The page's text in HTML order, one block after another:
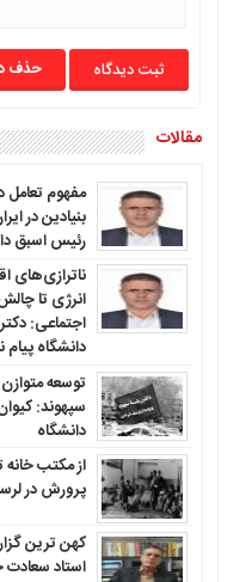
حذف
مقالات
مفهوم تعامل
بنیادین در
رئیس اسبق
ناترازی‌های
انرژی تا
اجتماعی:
دانشگاه پیام
توسعه
سپهوند:
دانشگاه
از مکتب
پرورش در
کهن ترین
استاد سعادت